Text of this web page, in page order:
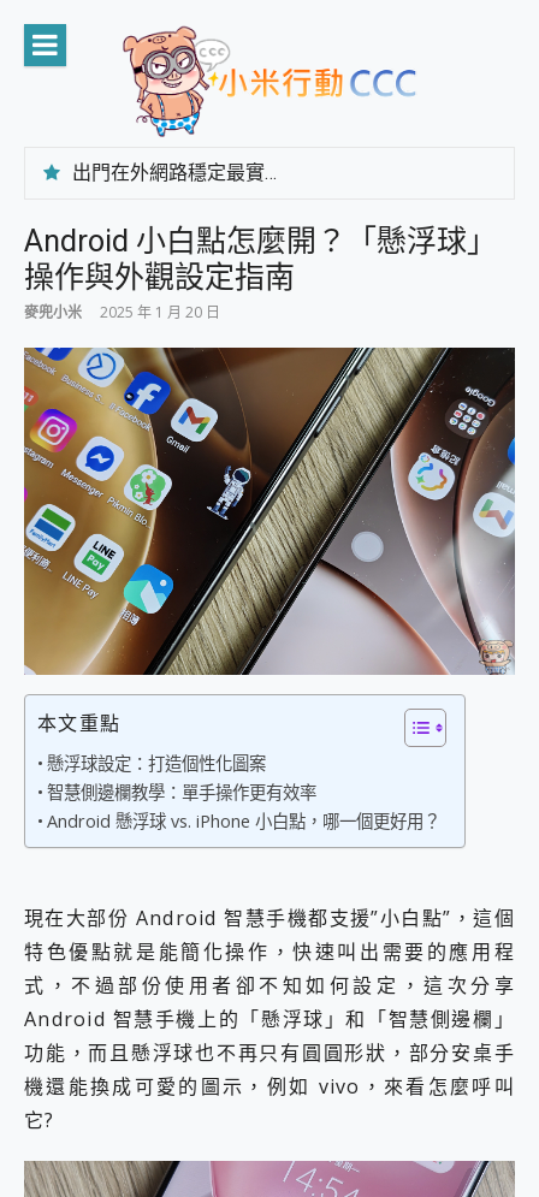
content
出門在外網路穩定最實在 「台灣大哥大」榮獲 4G/5G 在線率全球 NO.3 全台第一與全台六冠王實測心得，走到哪順到哪！
CP 值天花板~ Bongcom BS5 足球君開箱~ 短焦投影機 3千元就能擁有！ 折扣碼在這～
專為 PC上的 XBOX和掌機設計的 FireCuda X1070 SSD 固態硬碟開箱 評測
台灣製攝影機在這裡，100%全無線設計 SpotCam Solo Eco 太陽能防水雲端攝影機 SpotCam Solo 3 2.5K高畫質戶外攝影機 開箱 評測
防窺黑科技 Galaxy S26 Ultra系列保護貼怎麼選？imos AR 低反光玻璃、藍寶石鏡頭貼與軍規防摔殼完整開箱評價
好用的 EaseUS Partition Master 讓您輕鬆的移除與格式化有防寫保護的隨身碟或SD卡
一鍵修復模糊影片、舊照的 AI 好幫手! VideoProc Converter AI 新版全解析 × 年末優惠，一篇全看懂
小朋友才做選擇 投影機 RGB藍牙音響 氛圍情境燈 我通通都要！ Starfish 2 幻彩膠囊投影機｜結合「 智慧投影 & 煥彩流動 」的沈浸式生活新體驗
外型超吸晴~ 給您絕佳操控體驗 GravaStar Mercury K1 系列 異星機械鍵盤與 Mercury X 系列 輕量無線電競滑鼠 開箱 評測
開箱~變身「蜘蛛人」椅子軍師！MSI MPG 491CQP QD-OLED 超寬曲面電競螢幕，多工辦公、爽度滿滿的終極桌面體驗
iPhone 17 系列 有認證的防護來囉！ imos 首家導入 UL MCV 行銷宣告驗證的手機配件品牌
DJI Osmo Pocket 3 爽爽帶回家 歡慶 EaseUS 21 週年到來，「Slogan 海報徵稿活動」好康大放送
小巧好吸不擋鏡頭 有Qi2認證的 ONPRO MagReact MXs2 5000mAh薄型磁吸無線急速行動電源 開箱 評測
會走動的冷暖氣 SONY REON POCKET PRO 穿戴式智慧冷暖調溫裝置 開箱 評測
寶可夢飛人外掛iToolab AnyGo全新升級，GO Fest 五折優惠嗨翻天！支援 iOS/Android！
超好用的 PLAUD NotePin AI 智慧錄音膠囊~ 您的AI 秘書已上線 每月免費送你 300分鐘轉寫
COMPUTEX 2025 來囉！AGI亞奇雷 AI・Gaming・創作儲存方案登場，趕快來AGI亞奇雷挑戰任務抽 PS5！
自帶線的 有線無線都能充 ONPRO MagReact M5 10000mAh 5合1 磁吸無線急速行動電源 開箱 評測
飛利浦 JS7310 ⚡【電急便｜行動儲能救車電源】 可靠的旅行夥伴！帶給您優異的安全性與強大供電效能
realme 14 Pro 超硬軍規、冰感變色實測，realme 14 5G 遊戲戰鬥值爆表，效能x娛樂全都要！
iPhone、Apple Watch、AirPods耳機 三個設備充電一起搞定 ONPRO MagReact™ M3 3 in 1可攜摺疊無線充電器 開箱 評測
好玩好拍 vivo V50 ~ 口袋裡的 Zeiss 潮流攝影棚!
25種洗烘模式一機搞定! Roborock 衣莉莎白 H1 Neo分子篩洗脫烘 AI 滾筒洗衣機
給 MSI Claw 系列電競掌機 最完美的家 MSI Nest Docking Station 掌機專屬擴充底座 開箱 評測
B&O 精品級音響! Home+ 中嘉寬頻 SoundBox 劇院串流盒 開箱 評測
2億 APO蔡司長焦神機降臨~ vivo X200 Pro、vivo X200 就是這麼好拍
Android 小白點怎麼開？「懸浮球」
操作與外觀設定指南
麥兜小米 2025 年 1 月 20 日
本文重點
懸浮球設定：打造個性化圖案
智慧側邊欄教學：單手操作更有效率
Android 懸浮球 vs. iPhone 小白點，哪一個更好用？
現在大部份 Android 智慧手機都支援”小白點”，這個
特色優點就是能簡化操作，快速叫出需要的應用程
式，不過部份使用者卻不知如何設定，這次分享
Android 智慧手機上的「懸浮球」和「智慧側邊欄」
功能，而且懸浮球也不再只有圓圓形狀，部分安桌手
機還能換成可愛的圖示，例如 vivo，來看怎麼呼叫
它?